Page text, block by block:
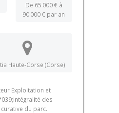
De 65 000 € à
90 000 € par an
Haute-Corse (Corse)
Exploitation et
des
du parc.